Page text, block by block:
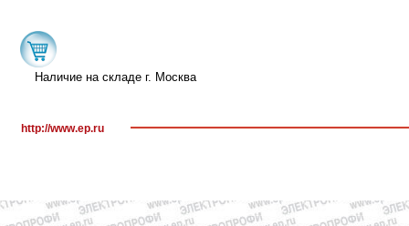
Наличие на складе г. Москва
http://www.ep.ru